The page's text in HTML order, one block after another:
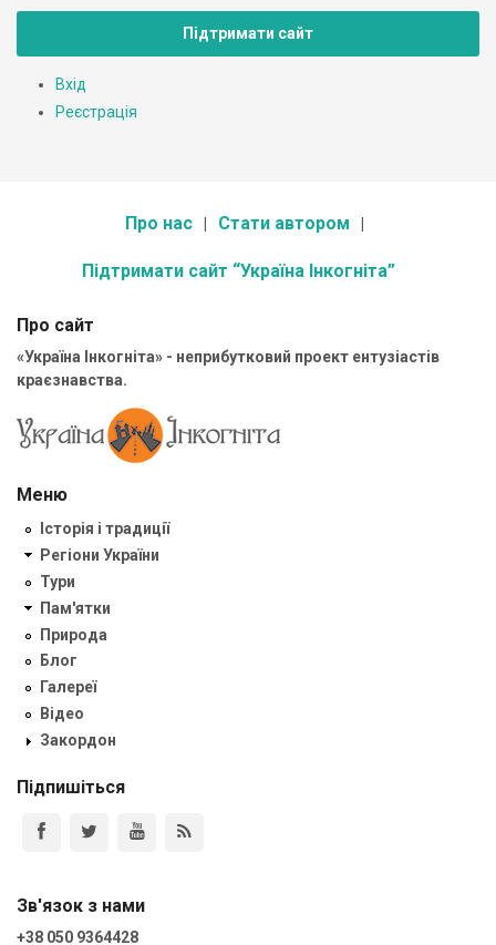
Підтримати сайт
Вхід
Реєстрація
Про нас Стати автором
Підтримати сайт “Україна Інкогніта”
Про сайт
«Україна Інкогніта» - неприбутковий проект ентузіастів
краєзнавства.
Меню
Історія і традиції
Регіони України
Тури
Пам'ятки
Природа
Блог
Галереї
Відео
Закордон
Підпишіться
Зв'язок з нами
+38 050 9364428